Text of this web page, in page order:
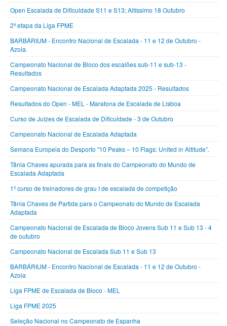
Open Escalada de Dificuldade S11 e S13; Altíssimo 18 Outubro
2ª etapa da Liga FPME
BARBÁRIUM - Encontro Nacional de Escalada - 11 e 12 de Outubro -
Azoia.
Campeonato Nacional de Bloco dos escalões sub-11 e sub-13 -
Resultados
Campeonato Nacional de Escalada Adaptada 2025 - Resultados
Resultados do Open - MEL - Maratona de Escalada de Lisboa
Curso de Juízes de Escalada de Dificuldade - 3 de Outubro
Campeonato Nacional de Escalada Adaptada
Semana Europeia do Desporto "10 Peaks – 10 Flags: United in Altitude”.
Tânia Chaves apurada para as finais do Campeonato do Mundo de
Escalada Adaptada
1º curso de treinadores de grau I de escalada de competição
Tânia Chaves de Partida para o Campeonato do Mundo de Escalada
Adaptada
Campeonato Nacional de Escalada de Bloco Jovens Sub 11 e Sub 13 - 4
de outubro
Campeonato Nacional de Escalada Sub 11 e Sub 13
BARBÁRIUM - Encontro Nacional de Escalada - 11 e 12 de Outubro -
Azoia
Liga FPME de Escalada de Bloco - MEL
Liga FPME 2025
Seleção Nacional no Campeonato de Espanha